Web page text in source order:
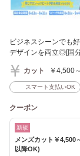
ビジネスシーンでも
デザインを両立◎[国
カット ￥4,500～
スマート支払いOK
クーポン
新規
メンズカット￥4,500
以降OK)